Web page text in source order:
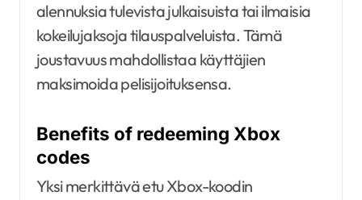
alennuksia tulevista julkaisuista tai ilmaisia
kokeilujaksoja tilauspalveluista. Tämä
joustavuus mahdollistaa käyttäjien
maksimoida pelisijoituksensa.
Benefits of redeeming Xbox
codes
Yksi merkittävä etu Xbox-koodin